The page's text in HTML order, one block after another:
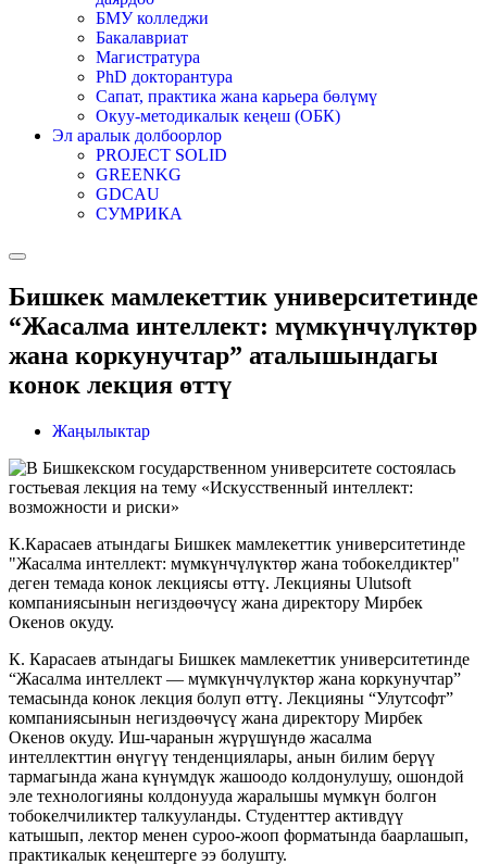
БМУ колледжи
Бакалавриат
Магистратура
PhD докторантура
Сапат, практика жана карьера бөлүмү
Окуу-методикалык кеңеш (ОБК)
Эл аралык долбоорлор
PROJECT SOLID
GREENKG
GDCAU
СУМРИКА
Бишкек мамлекеттик университетинде
“Жасалма интеллект: мүмкүнчүлүктөр
жана коркунучтар” аталышындагы
конок лекция өттү
Жаңылыктар
К.Карасаев атындагы Бишкек мамлекеттик университетинде
"Жасалма интеллект: мүмкүнчүлүктөр жана тобокелдиктер"
деген темада конок лекциясы өттү. Лекцияны Ulutsoft
компаниясынын негиздөөчүсү жана директору Мирбек
Окенов окуду.
К. Карасаев атындагы Бишкек мамлекеттик университетинде
“Жасалма интеллект — мүмкүнчүлүктөр жана коркунучтар”
темасында конок лекция болуп өттү. Лекцияны “Улутсофт”
компаниясынын негиздөөчүсү жана директору Мирбек
Окенов окуду. Иш-чаранын жүрүшүндө жасалма
интеллекттин өнүгүү тенденциялары, анын билим берүү
тармагында жана күнүмдүк жашоодо колдонулушу, ошондой
эле технологияны колдонууда жаралышы мүмкүн болгон
тобокелчиликтер талкууланды. Студенттер активдүү
катышып, лектор менен суроо-жооп форматында баарлашып,
практикалык кеңештерге ээ болушту.